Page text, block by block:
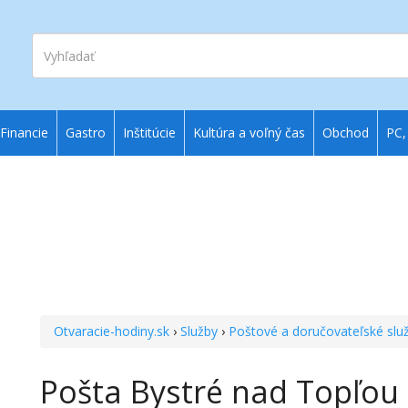
Vyhľadať
Otvaracie-hodiny.sk ›Služby › Poštové a doručovateľské
Pošta Bystré nad Topľou
Financie Gastro Inštitúcie Kultúra a voľný čas Obchod